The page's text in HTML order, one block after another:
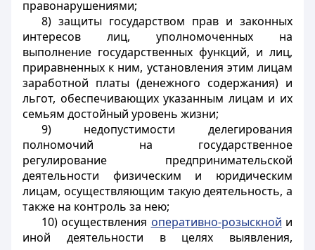
правонарушениями;
8) защиты государством прав и законных
интересов лиц, уполномоченных на
выполнение государственных функций, и лиц,
приравненных к ним, установления этим лицам
заработной платы (денежного содержания) и
льгот, обеспечивающих указанным лицам и их
семьям достойный уровень жизни;
9) недопустимости делегирования
полномочий на государственное
регулирование предпринимательской
деятельности физическим и юридическим
лицам, осуществляющим такую деятельность, а
также на контроль за нею;
10) осуществления оперативно-розыскной и
иной деятельности в целях выявления,